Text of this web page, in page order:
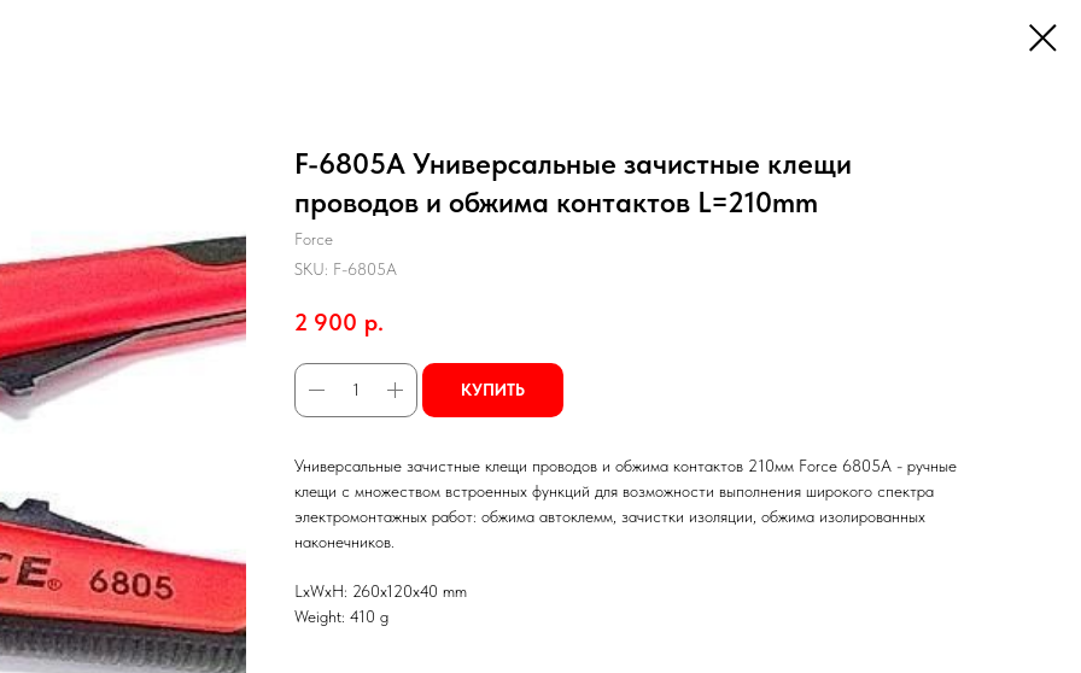
F-6805A Универсальные зачистные клещи
проводов и обжима контактов L=210mm
Force
SKU: F-6805A
2 900 р.
КУПИТЬ
Универсальные зачистные клещи проводов и обжима контактов 210мм Force 6805A - ручные
клещи с множеством встроенных функций для возможности выполнения широкого спектра
электромонтажных работ: обжима автоклемм, зачистки изоляции, обжима изолированных
наконечников.
LxWxH: 260x120x40 mm
Weight: 410 g